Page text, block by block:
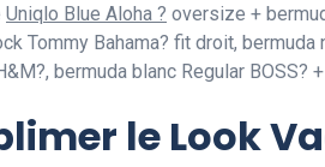
Uniqlo Blue Aloha ? oversize +
Tommy Bahama? fit droit,
bermuda blanc Regular BOSS?
le Look